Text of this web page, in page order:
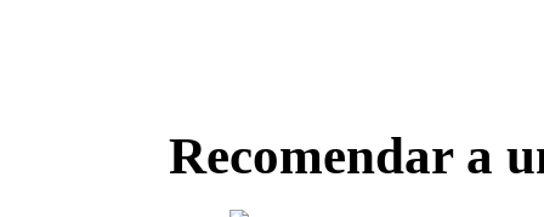
Recomendar a